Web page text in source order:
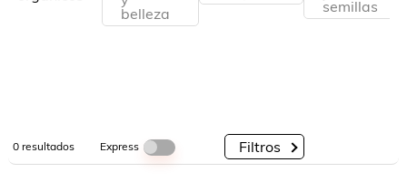
belleza
semillas
0resultados Express Filtros